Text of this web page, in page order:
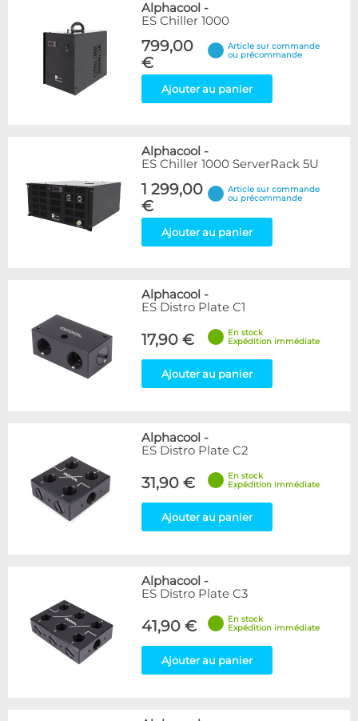
Alphacool -
ES Chiller 1000
799,00
€
Article sur commande
ou précommande
Ajouter au panier
Alphacool -
ES Chiller 1000 ServerRack 5U
1 299,00
€
Article sur commande
ou précommande
Ajouter au panier
Alphacool -
ES Distro Plate C1
17,90 €
En stock
Expédition immédiate
Ajouter au panier
Alphacool -
ES Distro Plate C2
31,90 €
En stock
Expédition immédiate
Ajouter au panier
Alphacool -
ES Distro Plate C3
41,90 €
En stock
Expédition immédiate
Ajouter au panier